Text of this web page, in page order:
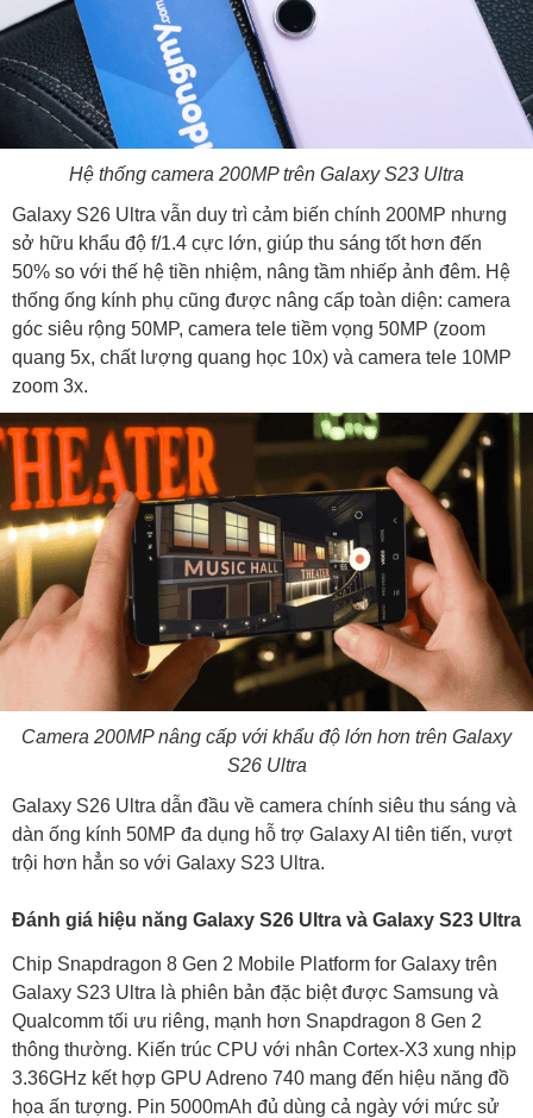
Hệ thống camera 200MP trên Galaxy S23 Ultra
Galaxy S26 Ultra vẫn duy trì cảm biến chính 200MP nhưng
sở hữu khẩu độ f/1.4 cực lớn, giúp thu sáng tốt hơn đến
50% so với thế hệ tiền nhiệm, nâng tầm nhiếp ảnh đêm. Hệ
thống ống kính phụ cũng được nâng cấp toàn diện: camera
góc siêu rộng 50MP, camera tele tiềm vọng 50MP (zoom
quang 5x, chất lượng quang học 10x) và camera tele 10MP
zoom 3x.
Camera 200MP nâng cấp với khẩu độ lớn hơn trên Galaxy
S26 Ultra
Galaxy S26 Ultra dẫn đầu về camera chính siêu thu sáng và
dàn ống kính 50MP đa dụng hỗ trợ Galaxy AI tiên tiến, vượt
trội hơn hẳn so với Galaxy S23 Ultra.
Đánh giá hiệu năng Galaxy S26 Ultra và Galaxy S23 Ultra
Chip Snapdragon 8 Gen 2 Mobile Platform for Galaxy trên
Galaxy S23 Ultra là phiên bản đặc biệt được Samsung và
Qualcomm tối ưu riêng, mạnh hơn Snapdragon 8 Gen 2
thông thường. Kiến trúc CPU với nhân Cortex-X3 xung nhịp
3.36GHz kết hợp GPU Adreno 740 mang đến hiệu năng đồ
họa ấn tượng. Pin 5000mAh đủ dùng cả ngày với mức sử